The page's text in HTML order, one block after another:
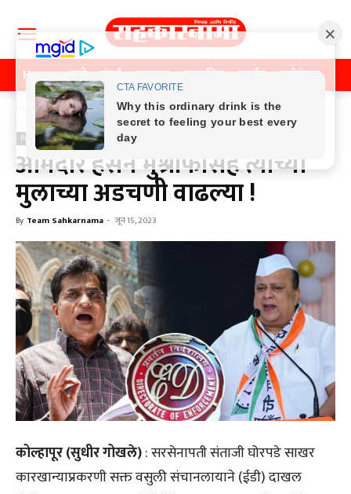
Home पुणे मुंबई महाराष्ट्र राजकीय क्राईम मनोरंजन
Home Previos News
Previos News
आमदार हसन मुश्रीफांसह त्यांच्या
मुलाच्या अडचणी वाढल्या !
By Team Sahkarnama - जून 15, 2023
कोल्हापूर(सुधीर गोखले): सरसेनापती संताजी घोरपडे साखर
कारखान्याप्रकरणी सक्त वसुली संचानलायाने (ईडी) दाखल